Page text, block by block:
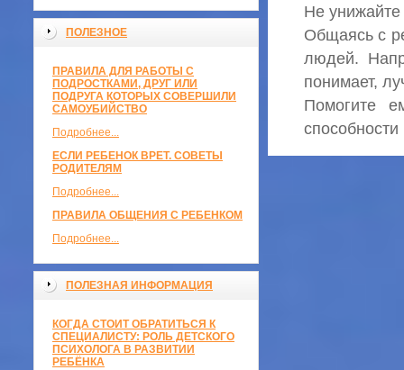
ПОЛЕЗНОЕ
ПРАВИЛА ДЛЯ РАБОТЫ С
ПОДРОСТКАМИ, ДРУГ ИЛИ
ПОДРУГА КОТОРЫХ СОВЕРШИЛИ
САМОУБИЙСТВО
Подробнее...
ЕСЛИ РЕБЕНОК ВРЕТ. СОВЕТЫ
РОДИТЕЛЯМ
Подробнее...
ПРАВИЛА ОБЩЕНИЯ С РЕБЕНКОМ
Подробнее...
ПОЛЕЗНАЯ ИНФОРМАЦИЯ
КОГДА СТОИТ ОБРАТИТЬСЯ К
СПЕЦИАЛИСТУ: РОЛЬ ДЕТСКОГО
ПСИХОЛОГА В РАЗВИТИИ
РЕБЁНКА
Не унижайте
Общаясь с
людей.
понимает,
Помогите